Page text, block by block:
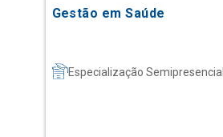
Gestão em Saúde
Especialização Semipresencial